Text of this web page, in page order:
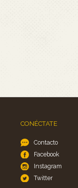
CONÉCTATE
Contacto
Facebook
Instagram
Twitter